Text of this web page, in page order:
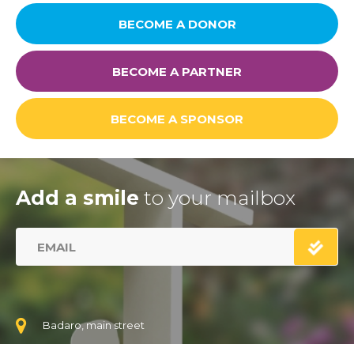
BECOME A DONOR
BECOME A PARTNER
BECOME A SPONSOR
Add a smile to your mailbox
Badaro, main street